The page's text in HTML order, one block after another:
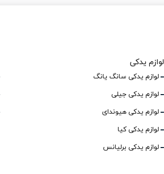
لوازم یدکی
لوازم یدکی سانگ یانگ
لوازم یدکی جیلی
لوازم یدکی هیوندای
لوازم یدکی کیا
لوازم یدکی برلیانس